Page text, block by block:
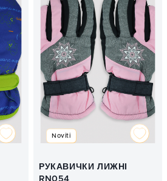
Noviti
РУКАВИЧКИ ЛИЖНІ
RN054